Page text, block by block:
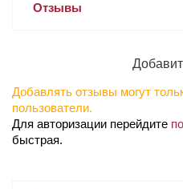
Отзывы
Добавлять отзывы могут
пользователи.
Для авторизации перейдите
быстрая.